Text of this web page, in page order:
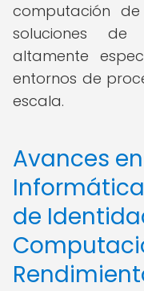
computación
soluciones de
altamente
entornos de
escala.
Avances
de